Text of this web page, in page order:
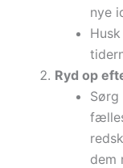
nye
Ryd op
dem